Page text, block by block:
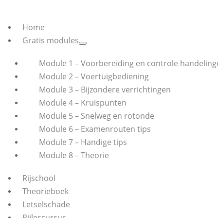
Home
Gratis modules
Module 1 – Voorbereiding en controle
Module 2 – Voertuigbediening
Module 3 – Bijzondere verrichtingen
Module 4 – Kruispunten
Module 5 – Snelweg en rotonde
Module 6 – Examenrouten tips
Module 7 – Handige tips
Module 8 – Theorie
Rijschool
Theorieboek
Letselschade